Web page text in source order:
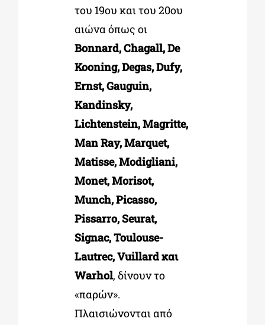
του 19ου και του 20ου
αιώνα όπως οι
Bonnard, Chagall, De
Kooning, Degas, Dufy,
Ernst, Gauguin,
Kandinsky,
Lichtenstein, Magritte,
Man Ray, Marquet,
Matisse, Modigliani,
Monet, Morisot,
Munch, Picasso,
Pissarro, Seurat,
Signac, Toulouse-
Lautrec, Vuillard και
Warhol, δίνουν το
«παρών».
Πλαισιώνονται από